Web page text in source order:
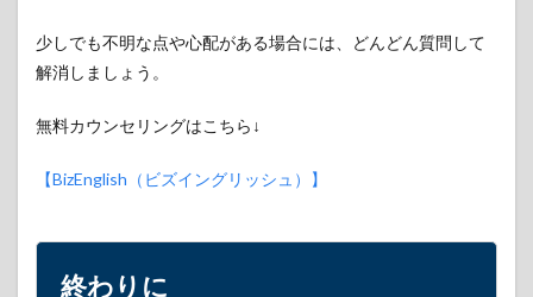
少しでも不明な点や心配がある場合には、どんどん質問して
解消しましょう。
無料カウンセリングはこちら↓
【BizEnglish（ビズイングリッシュ）】
終わりに